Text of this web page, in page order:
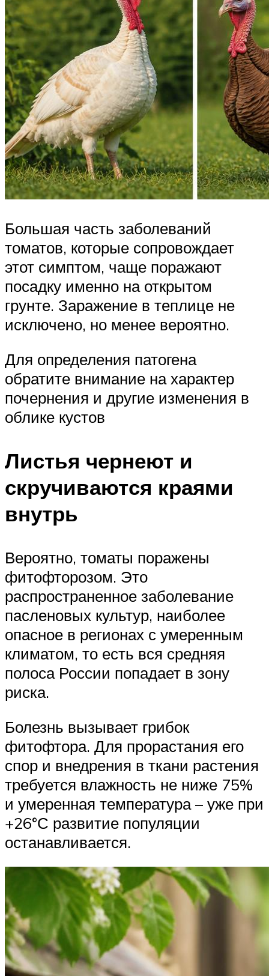
Большая часть заболеваний
томатов, которые сопровождает
этот симптом, чаще поражают
посадку именно на открытом
грунте. Заражение в теплице не
исключено, но менее вероятно.
Для определения патогена
обратите внимание на характер
почернения и другие изменения в
облике кустов
Листья чернеют и
скручиваются краями
внутрь
Вероятно, томаты поражены
фитофторозом. Это
распространенное заболевание
пасленовых культур, наиболее
опасное в регионах с умеренным
климатом, то есть вся средняя
полоса России попадает в зону
риска.
Болезнь вызывает грибок
фитофтора. Для прорастания его
спор и внедрения в ткани растения
требуется влажность не ниже 75%
и умеренная температура – уже при
+26°С развитие популяции
останавливается.